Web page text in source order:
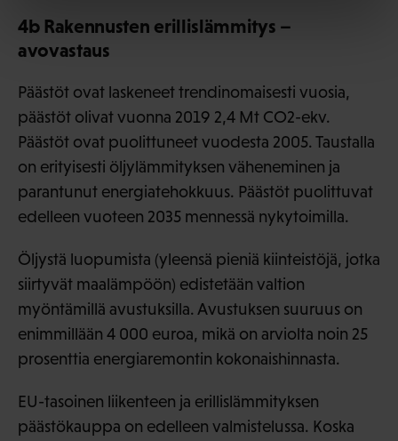
4b Rakennusten erillislämmitys –
avovastaus
Päästöt ovat laskeneet trendinomaisesti vuosia,
päästöt olivat vuonna 2019 2,4 Mt CO2-ekv.
Päästöt ovat puolittuneet vuodesta 2005. Taustalla
on erityisesti öljylämmityksen väheneminen ja
parantunut energiatehokkuus. Päästöt puolittuvat
edelleen vuoteen 2035 mennessä nykytoimilla.
Öljystä luopumista (yleensä pieniä kiinteistöjä, jotka
siirtyvät maalämpöön) edistetään valtion
myöntämillä avustuksilla. Avustuksen suuruus on
enimmillään 4 000 euroa, mikä on arviolta noin 25
prosenttia energiaremontin kokonaishinnasta.
EU-tasoinen liikenteen ja erillislämmityksen
päästökauppa on edelleen valmistelussa. Koska